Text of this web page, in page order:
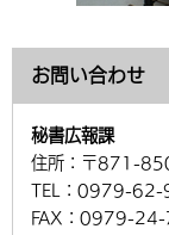
お問い合わせ
秘書広報課
住所： 〒871-
TEL： 0979-62-
FAX： 0979-24-